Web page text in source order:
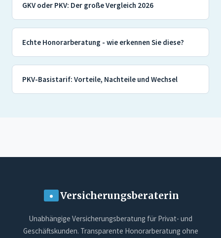
GKV oder PKV: Der große Vergleich 2026
Echte Honorarberatung - wie erkennen Sie diese?
PKV-Basistarif: Vorteile, Nachteile und Wechsel
Versicherungsberaterin
Unabhängige Versicherungsberatung für Privat- und
Geschäftskunden. Transparente Honorarberatung ohne